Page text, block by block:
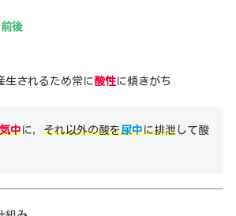
前後
生されるため常に酸性に傾きがち
中に， それ以外の酸を尿中に排泄 して酸